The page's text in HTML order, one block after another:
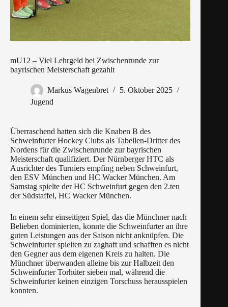
mU12 – Viel Lehrgeld bei Zwischenrunde zur
bayrischen Meisterschaft gezahlt
Markus Wagenbret
5. Oktober 2025
Jugend
Überraschend hatten sich die Knaben B des
Schweinfurter Hockey Clubs als Tabellen-Dritter des
Nordens für die Zwischenrunde zur bayrischen
Meisterschaft qualifiziert. Der Nürnberger HTC als
Ausrichter des Turniers empfing neben Schweinfurt,
den ESV München und HC Wacker München. Am
Samstag spielte der HC Schweinfurt gegen den 2.ten
der Südstaffel, HC Wacker München.
In einem sehr einseitigen Spiel, das die Münchner nach
Belieben dominierten, konnte die Schweinfurter an ihre
guten Leistungen aus der Saison nicht anknüpfen. Die
Schweinfurter spielten zu zaghaft und schafften es nicht
den Gegner aus dem eigenen Kreis zu halten. Die
Münchner überwanden alleine bis zur Halbzeit den
Schweinfurter Torhüter sieben mal, während die
Schweinfurter keinen einzigen Torschuss herausspielen
konnten.